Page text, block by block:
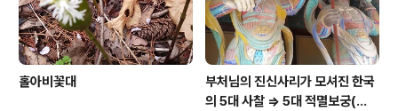
홀아비꽃대
부처님의 진신사리가 모셔진 한국
의 5대 사찰 => 5대 적멸보궁(寂